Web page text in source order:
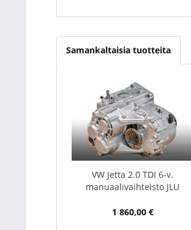
Samankaltaisia tuotteita
VW Jetta 2.0 TDI 6-v.
manuaalivaihteisto JLU
1 860,00 €